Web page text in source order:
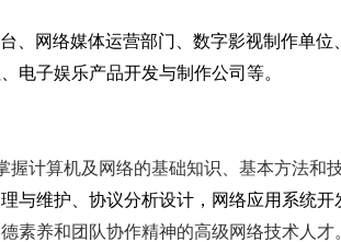
、网络媒体运营部门、数字影视制作单
电子娱乐产品开发与制作公司等。
握计算机及网络的基础知识、基本方法和
与维护、协议分析设计，网络应用系统
素养和团队协作精神的高级网络技术人才